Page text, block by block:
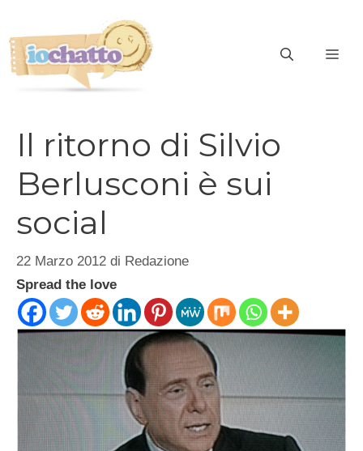
contenuto
Il ritorno di Silvio
Berlusconi è sui
social
22 Marzo 2012 di Redazione
Spread the love